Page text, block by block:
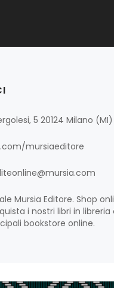
5 20124 Milano
mursiaeditore
Mursia Editore. Shop
i nostri libri in
bookstore online.